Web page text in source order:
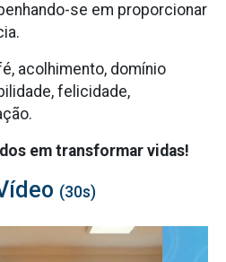
se em proporcionar
acolhimento, domínio
felicidade,
em transformar vidas!
(30s)